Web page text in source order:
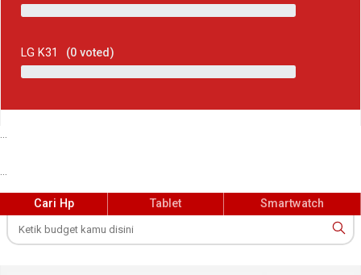
LG K31 (0 voted)
Cari Hp Tablet Smartwatch